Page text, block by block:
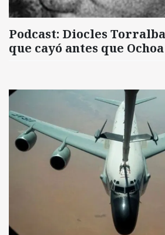
Podcast: Diocles
que cayó antes que Ochoa